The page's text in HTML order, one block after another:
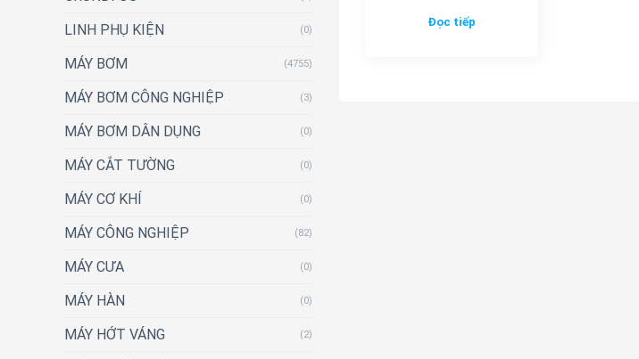
LINH PHỤ KIỆN (0)
MÁY BƠM (4755)
MÁY BƠM CÔNG NGHIỆP (3)
MÁY BƠM DÂN DỤNG (0)
MÁY CẮT TƯỜNG (0)
MÁY CƠ KHÍ (0)
MÁY CÔNG NGHIỆP (82)
MÁY CƯA (0)
MÁY HÀN (0)
MÁY HỚT VÁNG (2)
Đọc tiếp